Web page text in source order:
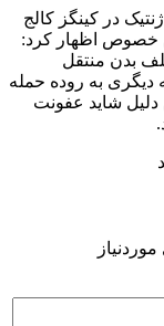
در کینگز کالج
خصوص اظهار کرد:
بدن منتقل
دیگری به روده حمله
دلیل شاید عفونت